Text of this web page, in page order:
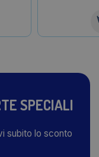
SPECIALI
subito lo sconto